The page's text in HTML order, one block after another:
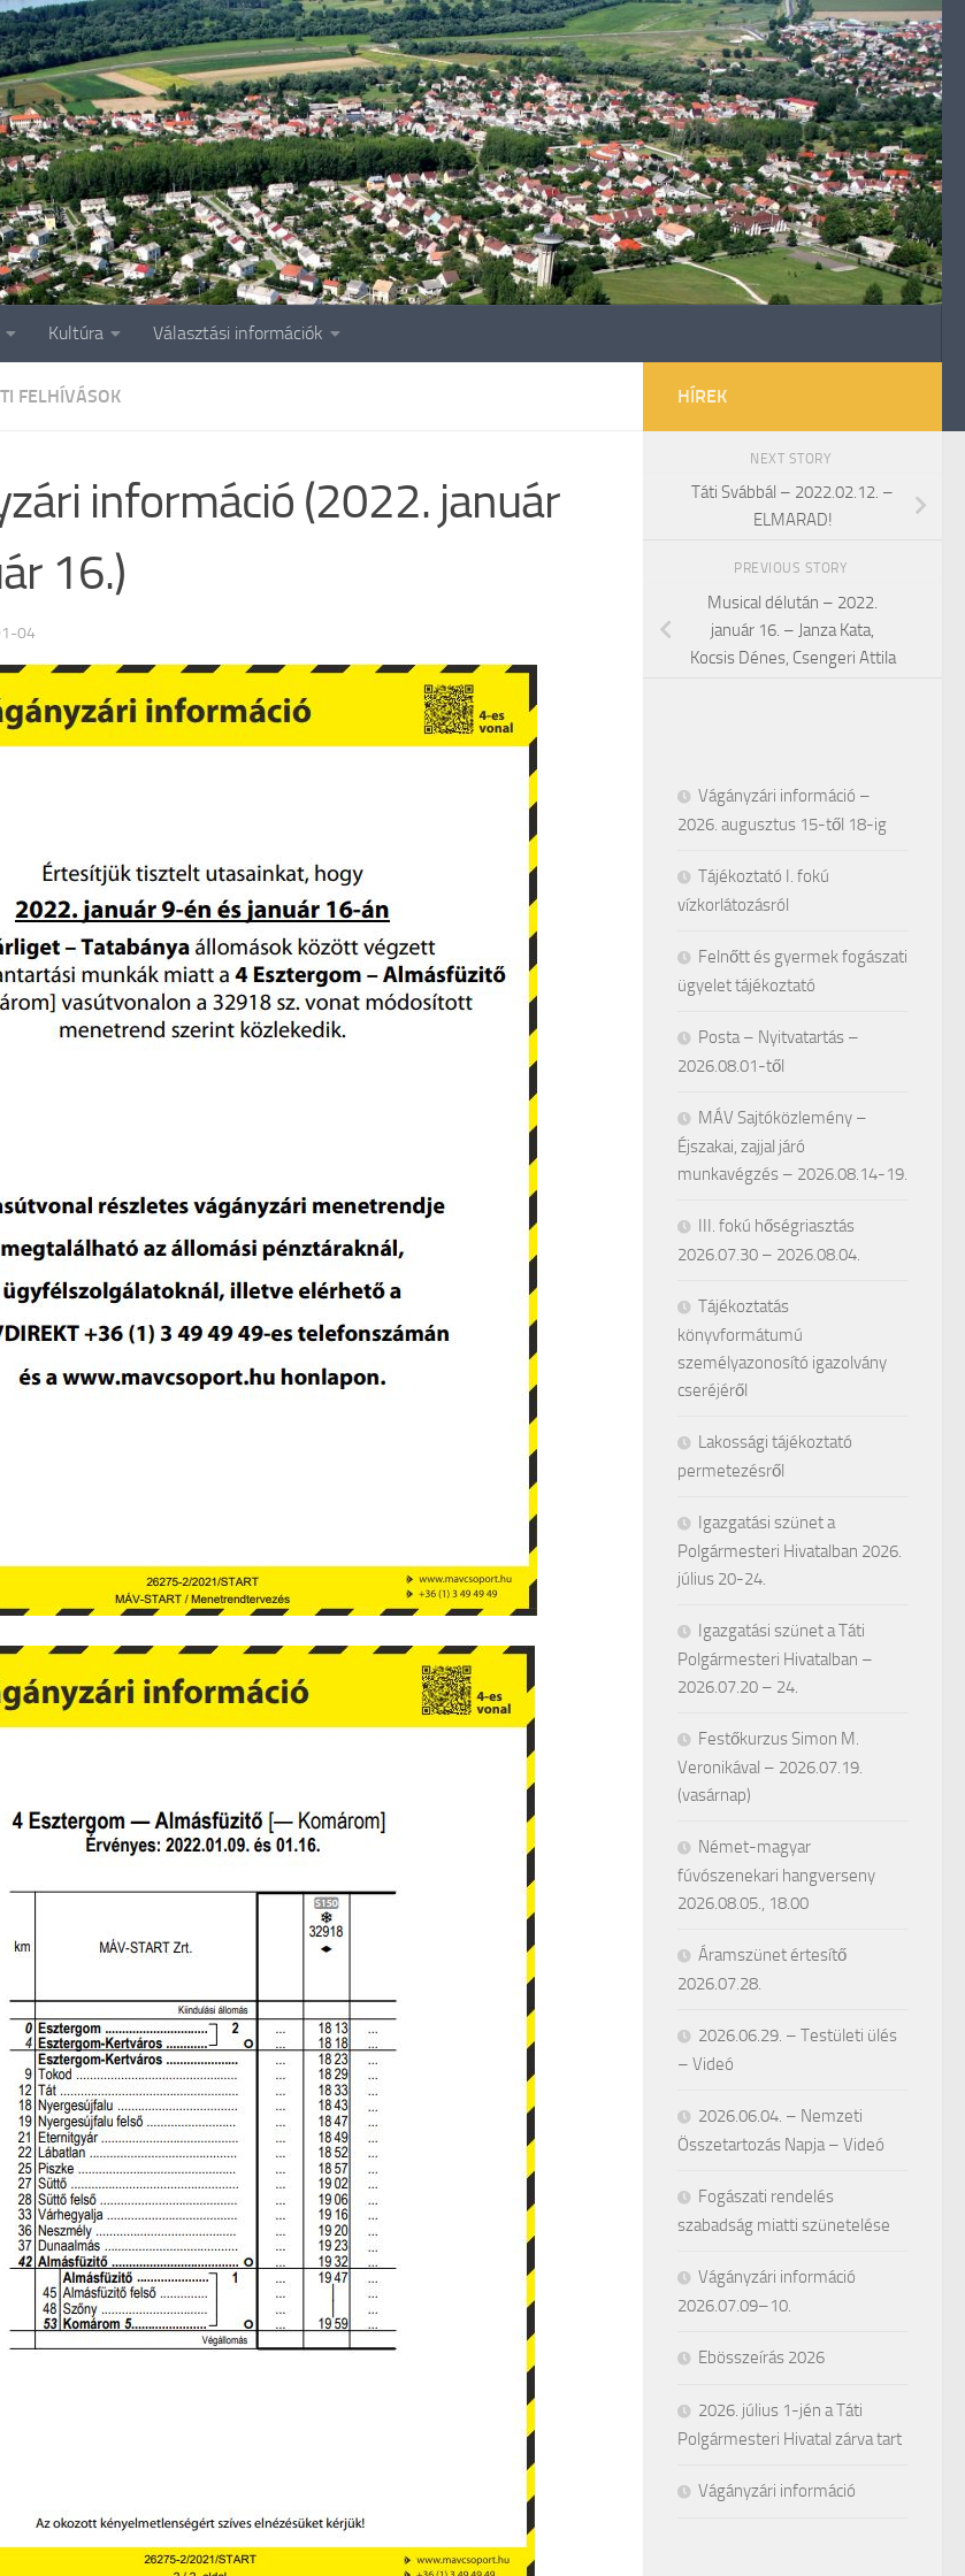
Kultúra Választási információk
FELHÍVÁSOK
információ (2022. január
16.)
04
HÍREK
NEXT STORY
Táti Svábbál – 2022.02.12. –
ELMARAD!
PREVIOUS STORY
Musical délután – 2022.
január 16. – Janza Kata,
Kocsis Dénes, Csengeri Attila
Vágányzári információ –
2026. augusztus 15-től 18-ig
Tájékoztató I. fokú
vízkorlátozásról
Felnőtt és gyermek fogászati
ügyelet tájékoztató
Posta – Nyitvatartás –
2026.08.01-től
MÁV Sajtóközlemény –
Éjszakai, zajjal járó
munkavégzés – 2026.08.14-19.
III. fokú hőségriasztás
2026.07.30 – 2026.08.04.
Tájékoztatás
könyvformátumú
személyazonosító igazolvány
cseréjéről
Lakossági tájékoztató
permetezésről
Igazgatási szünet a
Polgármesteri Hivatalban 2026.
július 20-24.
Igazgatási szünet a Táti
Polgármesteri Hivatalban –
2026.07.20 – 24.
Festőkurzus Simon M.
Veronikával – 2026.07.19.
(vasárnap)
Német-magyar
fúvószenekari hangverseny
2026.08.05., 18.00
Áramszünet értesítő
2026.07.28.
2026.06.29. – Testületi ülés
– Videó
2026.06.04. – Nemzeti
Összetartozás Napja – Videó
Fogászati rendelés
szabadság miatti szünetelése
Vágányzári információ
2026.07.09–10.
Ebösszeírás 2026
2026. július 1-jén a Táti
Polgármesteri Hivatal zárva tart
Vágányzári információ